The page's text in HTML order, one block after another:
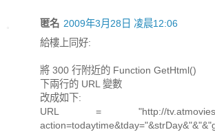
匿名 2009年3月28日 凌晨12:06
給樓上同好:
將 300 行附近的 Function GetHtml()
下兩行的 URL 變數
改成如下:
URL = "http://